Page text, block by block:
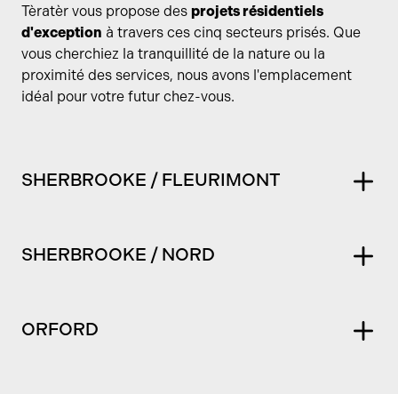
Tèratèr vous propose des projets résidentiels
d'exception à travers ces cinq secteurs prisés. Que
vous cherchiez la tranquillité de la nature ou la
proximité des services, nous avons l'emplacement
idéal pour votre futur chez-vous.
SHERBROOKE / FLEURIMONT
SHERBROOKE / NORD
ORFORD